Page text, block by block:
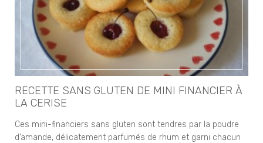
RECETTE SANS GLUTEN DE MINI FINANCIER À
LA CERISE
Ces mini-financiers sans gluten sont tendres par la poudre
d’amande, délicatement parfumés de rhum et garni chacun